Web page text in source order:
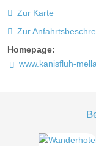
Zur Karte
Zur
Homepage:
www.kanisfluh-